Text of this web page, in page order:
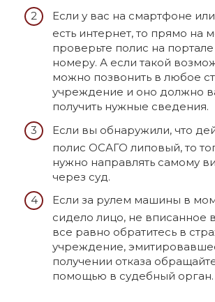
Если у вас на смартфоне
есть интернет, то прямо на
проверьте полис на
номеру. А если такой
можно позвонить в любое
учреждение и оно должно
получить нужные сведения.
Если вы обнаружили, что
полис ОСАГО липовый, то
нужно направлять самому
через суд.
Если за рулем машины в
сидело лицо, не вписанное
все равно обратитесь в
учреждение,
получении отказа
помощью в судебный орган.